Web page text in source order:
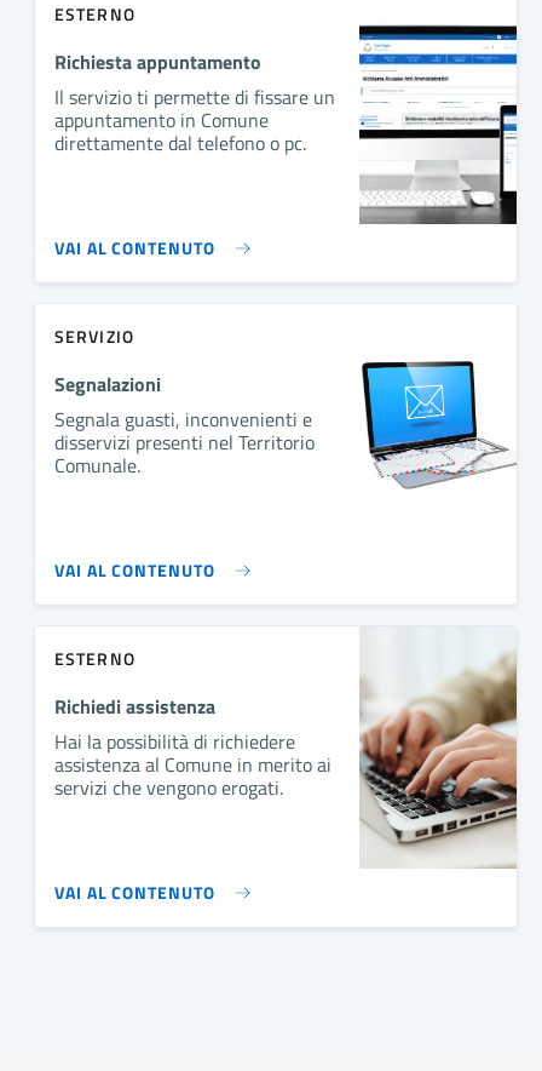
ESTERNO
Richiesta appuntamento
Il servizio ti permette di fissare un
appuntamento in Comune
direttamente dal telefono o pc.
VAI AL CONTENUTO
SERVIZIO
Segnalazioni
Segnala guasti, inconvenienti e
disservizi presenti nel Territorio
Comunale.
VAI AL CONTENUTO
ESTERNO
Richiedi assistenza
Hai la possibilità di richiedere
assistenza al Comune in merito ai
servizi che vengono erogati.
VAI AL CONTENUTO